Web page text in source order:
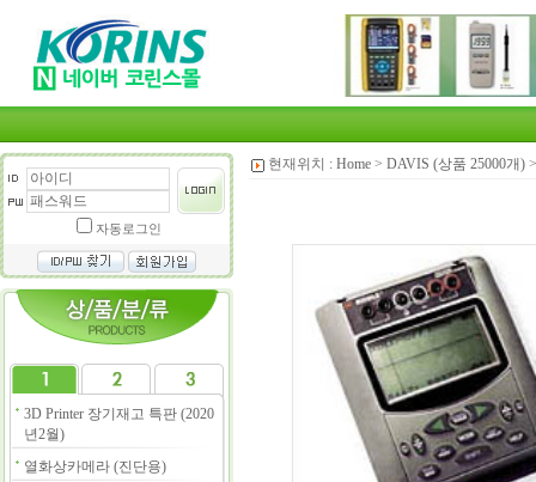
자동로그인
3D Printer 장기재고 특판 (2020
년2월)
열화상카메라 (진단용)
현재위치 : Home > DAVIS (상품 25000개)